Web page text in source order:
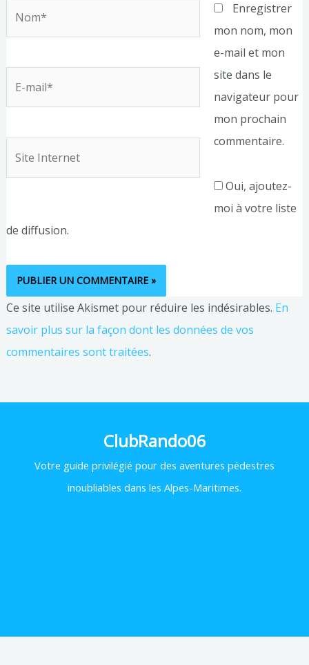
Enregistrer
mon nom, mon
e-mail et mon
site dans le
navigateur pour
mon prochain
commentaire.
Oui, ajoutez-
moi à votre liste
de diffusion.
Ce site utilise Akismet pour réduire les indésirables. En
savoir plus sur la façon dont les données de vos
commentaires sont traitées.
ClubRando06
Votre guide privilégié pour des aventures pédestres
inoubliables dans les Alpes-Maritimes.